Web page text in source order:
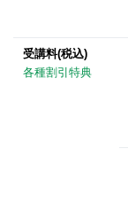
受講料(税込)
各種割引特典